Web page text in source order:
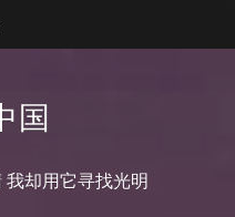
国
却用它寻找光明